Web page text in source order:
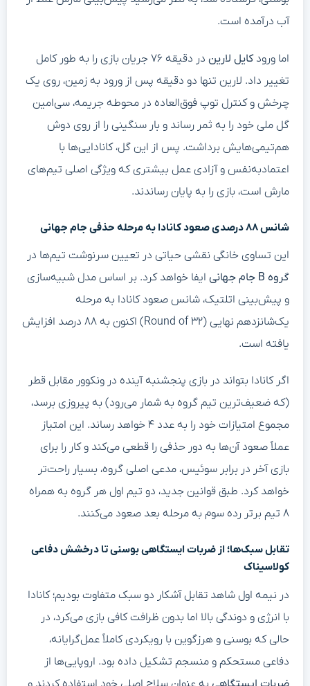
آب درآمده است.
اما ورودکایل لارین
در دقیقه ۷۶ جریان بازی را به طور کامل
تغییر داد. لارین تنها دو دقیقه پس از ورود به زمین، روی یک
چرخش و کنترل توپ فوق‌العاده در محوطه جریمه، سی‌امین
گل ملی خود را به ثمر رساند و بار سنگینی را از روی دوش
هم‌تیمی‌هایش برداشت. پس از این گل، کانادایی‌ها با
اعتمادبه‌نفس و آزادی عمل بیشتری که ویژگی اصلی تیم‌های
مارش است، بازی را به پایان رساندند.
شانس ۸۸ درصدی صعود کانادا به مرحله حذفی جام جهانی
این تساوی خانگی نقشی حیاتی در تعیین سرنوشت تیم‌ها در
گروه B جام جهانی
ایفا خواهد کرد. بر اساس مدل شبیه‌سازی
و پیش‌بینی اتلتیک، شانس صعود کانادا به مرحله
یک‌شانزدهم نهایی (Round of ۳۲) اکنون به ۸۸ درصد افزایش
یافته است.
اگر کانادا بتواند در بازی پنجشنبه آینده در ونکوور مقابل قطر
(که ضعیف‌ترین تیم گروه به شمار می‌رود) به پیروزی برسد،
مجموع امتیازات خود را به عدد ۴ خواهد رساند. این امتیاز
عملاً صعود آن‌ها به دور حذفی را قطعی می‌کند و کار را برای
بازی آخر در برابر سوئیس، مدعی اصلی گروه، بسیار راحت‌تر
خواهد کرد. طبق قوانین جدید، دو تیم اول هر گروه به همراه
۸ تیم برتر رده سوم به مرحله بعد صعود می‌کنند.
تقابل سبک‌ها؛ از ضربات ایستگاهی بوسنی تا درخشش دفاعی
کولاسیناک
در نیمه اول شاهد تقابل آشکار دو سبک متفاوت بودیم؛ کانادا
با انرژی و دوندگی بالا اما بدون ظرافت کافی بازی می‌کرد، در
حالی که بوسنی و هرزگوین با رویکردی کاملاً عمل‌گرایانه،
دفاعی مستحکم و منسجم تشکیل داده بود. اروپایی‌ها از